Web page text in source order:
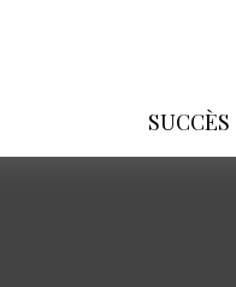
SUCCÈS